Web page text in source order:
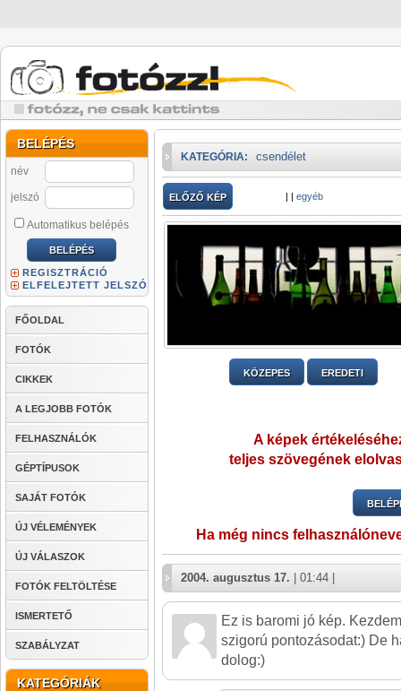
BELÉPÉS
név
jelszó
Automatikus belépés
REGISZTRÁCIÓ
ELFELEJTETT JELSZÓ
FŐOLDAL
FOTÓK
CIKKEK
A LEGJOBB FOTÓK
FELHASZNÁLÓK
GÉPTÍPUSOK
SAJÁT FOTÓK
ÚJ VÉLEMÉNYEK
ÚJ VÁLASZOK
FOTÓK FELTÖLTÉSE
ISMERTETŐ
SZABÁLYZAT
KATEGÓRIÁK
KATEGÓRIA: csendélet
ELŐZŐ KÉP | | egyéb
KÖZEPES EREDETI
A képek
teljes szövegének
Ha még nincs
2004. augusztus 17. | 01:44 |
Ez is baromi jó kép.
szigorú pontozásodat:) De
dolog:)